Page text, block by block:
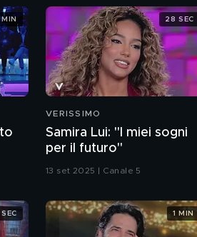
VERISSIMO
Samira Lui: "I miei sogni
per il futuro"
13 set 2025 | Canale 5
28 SEC
1 MIN